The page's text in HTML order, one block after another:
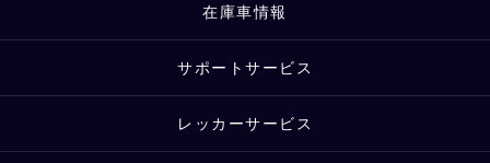
在庫車情報
サポートサービス
レッカーサービス